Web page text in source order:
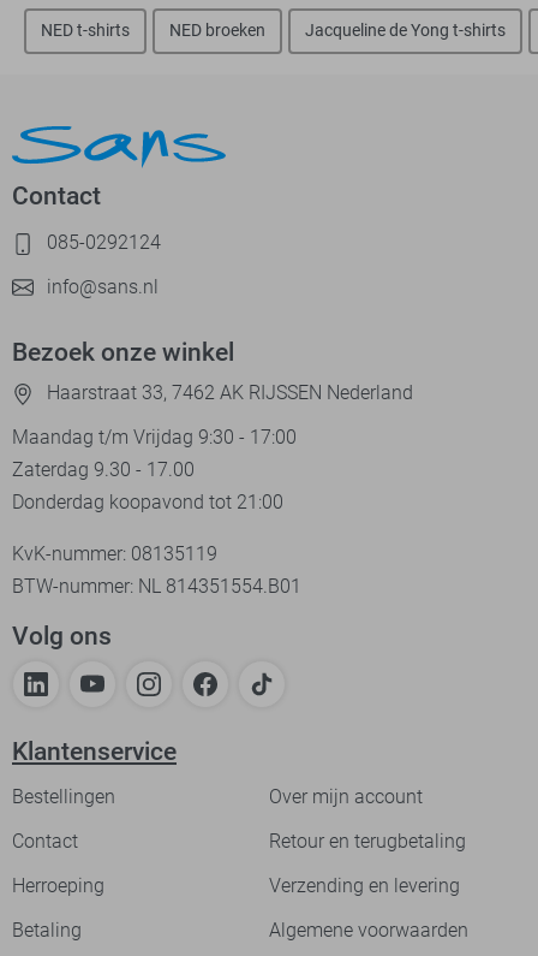
NED t-shirts NED broeken Jacqueline de Yong t-shirts
Contact
085-0292124
info@sans.nl
Bezoek onze winkel
Haarstraat 33, 7462 AK RIJSSEN Nederland
Maandag t/m Vrijdag 9:30 - 17:00
Zaterdag 9.30 - 17.00
Donderdag koopavond tot 21:00
KvK-nummer: 08135119
BTW-nummer: NL 814351554.B01
Volg ons
Klantenservice
Bestellingen
Over mijn account
Contact
Retour en terugbetaling
Herroeping
Verzending en levering
Betaling
Algemene voorwaarden